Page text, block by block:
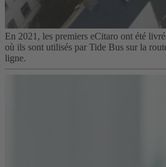
En 2021, les premiers eCitaro ont été
où ils sont utilisés par Tide Bus sur la
ligne.